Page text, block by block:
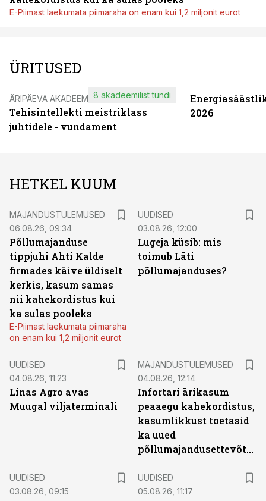
E-Piimast laekumata piimaraha on enam kui 1,2 miljonit eurot
ÜRITUSED
ÄRIPÄEVA AKADEEMIA
Tehisintellekti meistriklass
juhtidele - vundament
8 akadeemilist tundi
2026
HETKEL KUUM
MAJANDUSTULEMUSED
06.08.26, 09:34
Põllumajanduse
tippjuhi Ahti Kalde
firmades käive üldiselt
kerkis, kasum samas
nii kahekordistus kui
ka sulas pooleks
E-Piimast laekumata piimaraha
on enam kui 1,2 miljonit eurot
UUDISED
03.08.26, 12:00
Lugeja küsib: mis
toimub Läti
põllumajanduses?
UUDISED
04.08.26, 11:23
Linas Agro avas
Muugal viljaterminali
MAJANDUSTULEMUSED
04.08.26, 12:14
Infortari ärikasum
peaaegu kahekordistus,
kasumlikkust toetasid
ka uued
põllumajandusettevõtted
UUDISED
03.08.26, 09:15
UUDISED
05.08.26, 11:17